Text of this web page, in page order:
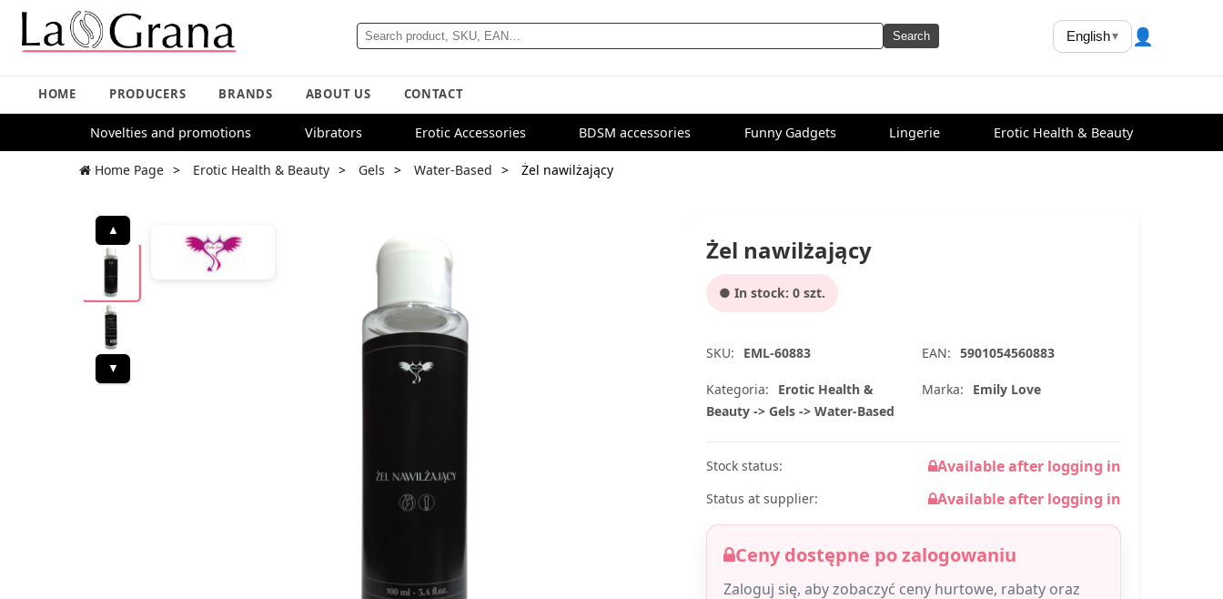
Search English▾ 👤
HOME PRODUCERS BRANDS ABOUT US CONTACT
Novelties and promotions Vibrators Erotic Accessories BDSM accessories Funny Gadgets Lingerie Erotic Health & Beauty
Home Page Erotic Health & Beauty Gels Water-Based Żel nawilżający
▲
▼
Żel nawilżający
● In stock: 0 szt.
SKU: EML-60883 EAN: 5901054560883
Kategoria:
Erotic Health &
Beauty -> Gels -> Water-Based
Marka: Emily Love
Stock status: Available after logging in
Status at supplier: Available after logging in
Ceny dostępne po zalogowaniu
Zaloguj się, aby zobaczyć ceny hurtowe, rabaty oraz